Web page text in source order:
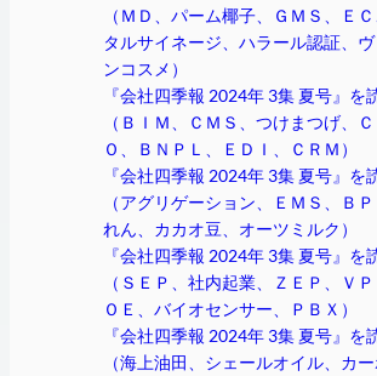
（ＭＤ、パーム椰子、ＧＭＳ、Ｅ
タルサイネージ、ハラール認証、
ンコスメ）
『会社四季報 2024年 3集 夏号』を
（ＢＩＭ、ＣＭＳ、つけまつげ、
Ｏ、ＢＮＰＬ、ＥＤＩ、ＣＲＭ）
『会社四季報 2024年 3集 夏号』を
（アグリゲーション、ＥＭＳ、Ｂ
れん、カカオ豆、オーツミルク）
『会社四季報 2024年 3集 夏号』を
（ＳＥＰ、社内起業、ＺＥＰ、Ｖ
ＯＥ、バイオセンサー、ＰＢＸ）
『会社四季報 2024年 3集 夏号』を
（海上油田、シェールオイル、カ